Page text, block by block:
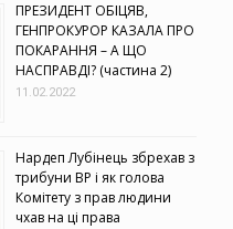
ПРЕЗИДЕНТ ОБІЦЯВ,
ГЕНПРОКУРОР КАЗАЛА ПРО
ПОКАРАННЯ – А ЩО
НАСПРАВДІ? (частина 2)
11.02.2022
Нардеп Лубінець збрехав з
трибуни ВР і як голова
Комітету з прав людини
чхав на ці права